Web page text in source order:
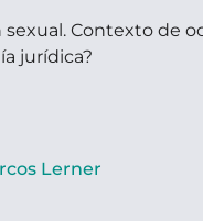
Contexto de
jurídica?
Lerner